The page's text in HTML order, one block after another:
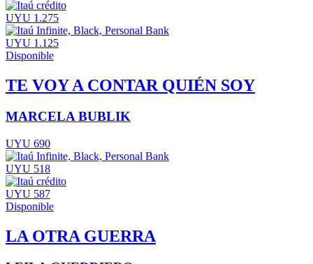
UYU 1.275
UYU 1.125
Disponible
TE VOY A CONTAR QUIÉN SOY
MARCELA BUBLIK
UYU 690
UYU 518
UYU 587
Disponible
LA OTRA GUERRA